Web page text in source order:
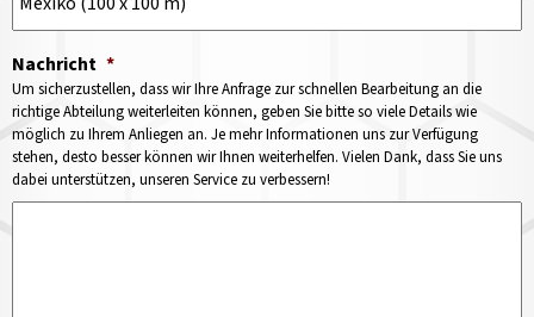
Nachricht *
Um sicherzustellen, dass wir Ihre Anfrage zur schnellen Bearbeitung an die
richtige Abteilung weiterleiten können, geben Sie bitte so viele Details wie
möglich zu Ihrem Anliegen an. Je mehr Informationen uns zur Verfügung
stehen, desto besser können wir Ihnen weiterhelfen. Vielen Dank, dass Sie uns
dabei unterstützen, unseren Service zu verbessern!